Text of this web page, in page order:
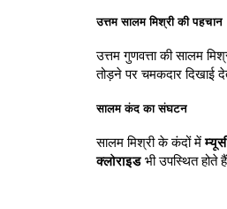
उत्तम सालम मिश्री की पहचान
उत्तम गुणवत्ता की सालम
तोड़ने पर चमकदार दिखाई
सालम कंद का संघटन
सालम मिश्री के कंदों में
क्लोराइडभी उपस्थित होते